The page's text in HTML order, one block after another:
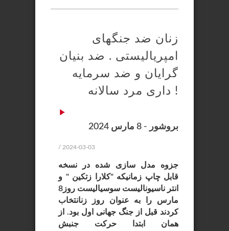
زنان ضد جنگهای
امپریالیستی . ضد بنیان
گرایان و ضد سرمایه
داری مرد سالانه !
بروشور - 8 مارس 2024
/ 2024-03-03
جزوه مدل سازی شده در نسخه
قابل چاپ زمانیکه "کلارا زتکین " و
انتر ناسیونالیست سوسیالیست روز8
مارس را به عنوان روز زنانتخاب
کردند قبل از جنگ جهانی اول بود. از
همان ابتدا حرکت جنبش